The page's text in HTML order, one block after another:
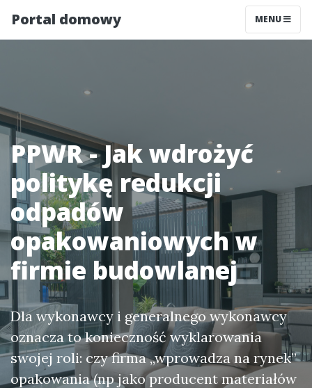
Portal domowy MENU
PPWR - Jak wdrożyć
politykę redukcji
odpadów
opakowaniowych w
firmie budowlanej
Dla wykonawcy i generalnego wykonawcy
oznacza to konieczność wyklarowania
swojej roli: czy firma „wprowadza na rynek”
opakowania (np jako producent materiałów